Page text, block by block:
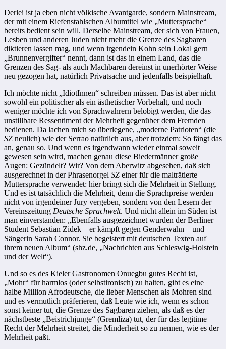
Derlei ist ja eben nicht völkische Avantgarde, sondern Mainstream,
der mit einem Riefenstahlschen Albumtitel wie „Muttersprache“
bereits bedient sein will. Derselbe Mainstream, der sich von Frauen,
Lesben und anderen Juden nicht mehr die Grenze des Sagbaren
diktieren lassen mag, und wenn irgendein Kohn sein Lokal gern
„Brunnenvergifter“ nennt, dann ist das in einem Land, das die
Grenzen des Sag- als auch Machbaren dereinst in unerhörter Weise
neu gezogen hat, natürlich Privatsache und jedenfalls beispielhaft.
Ich möchte nicht „IdiotInnen“ schreiben müssen. Das ist aber nicht
sowohl ein politischer als ein ästhetischer Vorbehalt, und noch
weniger möchte ich von Sprachwahrern belobigt werden, die das
unstillbare Ressentiment der Mehrheit gegenüber dem Fremden
bedienen. Da lachen mich so überlegene, „moderne Patrioten“ (die
SZ neulich) wie der Serrao natürlich aus, aber trotzdem: So fängt das
an, genau so. Und wenn es irgendwann wieder einmal soweit
gewesen sein wird, machen genau diese Biedermänner große
Augen: Gezündelt? Wir? Von dem Aberwitz abgesehen, daß sich
ausgerechnet in der Phrasenorgel SZ einer für die malträtierte
Muttersprache verwendet: hier bringt sich die Mehrheit in Stellung.
Und es ist tatsächlich die Mehrheit, denn die Sprachpreise werden
nicht von irgendeiner Jury vergeben, sondern von den Lesern der
Vereinszeitung Deutsche Sprachwelt. Und nicht allein im Süden ist
man einverstanden: „Ebenfalls ausgezeichnet wurden der Berliner
Student Sebastian Zidek – er kämpft gegen Genderwahn – und
Sängerin Sarah Connor. Sie begeistert mit deutschen Texten auf
ihrem neuen Album“ (shz.de, „Nachrichten aus Schleswig-Holstein
und der Welt“).
Und so es des Kieler Gastronomen Onuegbu gutes Recht ist,
„Mohr“ für harmlos (oder selbstironisch) zu halten, gibt es eine
halbe Million Afrodeutsche, die lieber Menschen als Mohren sind
und es vermutlich präferieren, daß Leute wie ich, wenn es schon
sonst keiner tut, die Grenze des Sagbaren ziehen, als daß es der
nächstbeste „Beistrichjunge“ (Gremliza) tut, der für das legitime
Recht der Mehrheit streitet, die Minderheit so zu nennen, wie es der
Mehrheit paßt.